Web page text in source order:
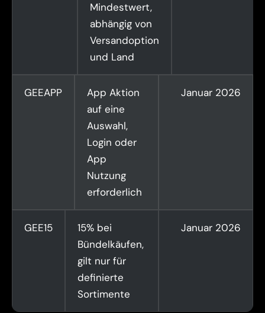
Mindestwert,
abhängig von
Versandoption
und Land
GEEAPP
App Aktion
auf eine
Auswahl,
Login oder
App
Nutzung
erforderlich
Januar 2026
GEE15
15% bei
Bündelkäufen,
gilt nur für
definierte
Sortimente
Januar 2026